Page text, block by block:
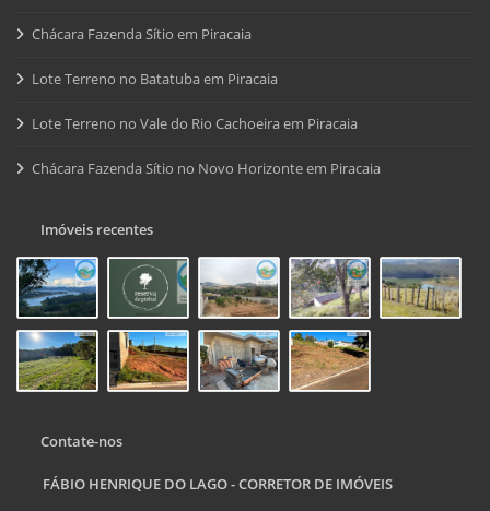
Chácara Fazenda Sítio em Piracaia
Lote Terreno no Batatuba em Piracaia
Lote Terreno no Vale do Rio Cachoeira em Piracaia
Chácara Fazenda Sítio no Novo Horizonte em Piracaia
Imóveis recentes
Contate-nos
FÁBIO HENRIQUE DO LAGO - CORRETOR DE IMÓVEIS